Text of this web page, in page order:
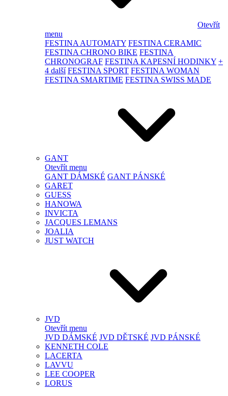
Otevřít
menu
FESTINA AUTOMATY FESTINA CERAMIC
FESTINA CHRONO BIKE FESTINA
CHRONOGRAF FESTINA KAPESNÍ HODINKY +
4 další FESTINA SPORT FESTINA WOMAN
FESTINA SMARTIME FESTINA SWISS MADE
GANT
Otevřít menu
GANT DÁMSKÉ GANT PÁNSKÉ
GARET
GUESS
HANOWA
INVICTA
JACQUES LEMANS
JOALIA
JUST WATCH
JVD
Otevřít menu
JVD DÁMSKÉ JVD DĚTSKÉ JVD PÁNSKÉ
KENNETH COLE
LACERTA
LAVVU
LEE COOPER
LORUS